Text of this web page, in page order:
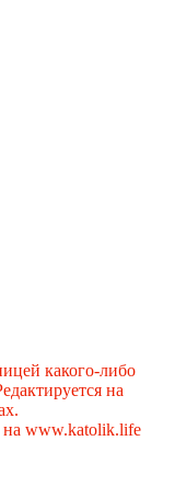
какого-либо
на
на www.katolik.life